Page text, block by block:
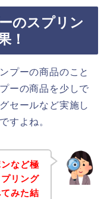
のスプリン
！
プーの商品のこと
ーの商品を少しで
セールなど実施し
すよね。
など極
リング
みた結